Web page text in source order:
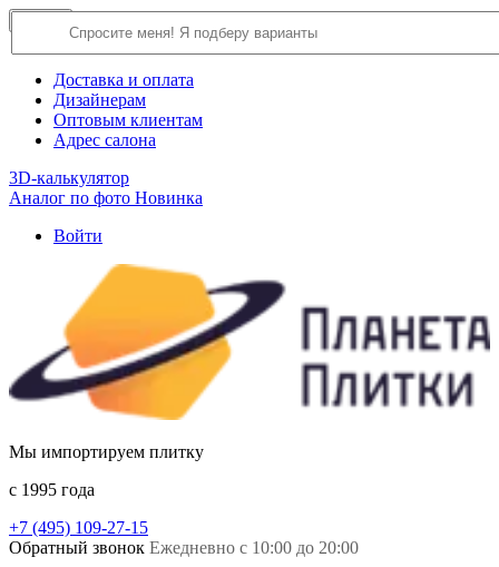
О компании
Доставка и оплата
Дизайнерам
Оптовым клиентам
Адрес салона
3D-калькулятор
Аналог по фото Новинка
Войти
Мы импортируем плитку
c 1995 года
+7 (495) 109-27-15
Обратный звонок Ежедневно с 10:00 до 20:00